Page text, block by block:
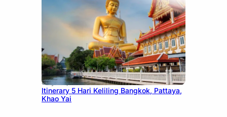
July 20, 2026
Itinerary 5 Hari Keliling Bangkok, Pattaya,
Khao Yai